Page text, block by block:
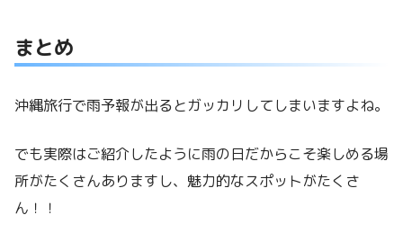
まとめ
沖縄旅行で雨予報が出るとガッカリしてしまいますよね。
でも実際はご紹介したように雨の日だからこそ楽しめる場
所がたくさんありますし、魅力的なスポットがたくさ
ん！！